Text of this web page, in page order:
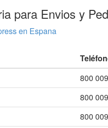
para Envios y
en Espana
800
800
800